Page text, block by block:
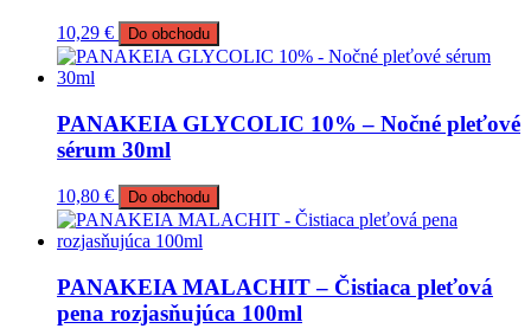
10,29 € Do obchodu
PANAKEIA GLYCOLIC 10% – Nočné pleťové
sérum 30ml
10,80 € Do obchodu
PANAKEIA MALACHIT – Čistiaca pleťová
pena rozjasňujúca 100ml